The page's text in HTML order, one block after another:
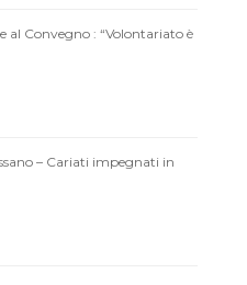
al Convegno : “Volontariato è
– Cariati impegnati in